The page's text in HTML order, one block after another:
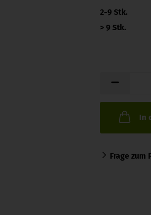
2-9 Stk.
> 9 Stk.
In
Frage zum